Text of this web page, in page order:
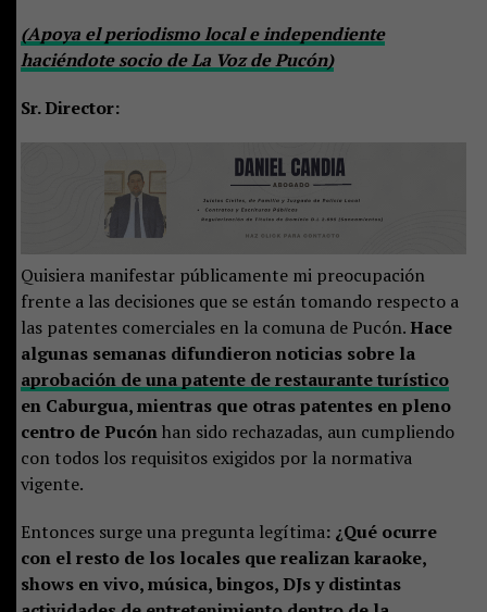
(Apoya el periodismo local e independiente
haciéndote socio de La Voz de Pucón)
Sr. Director:
Quisiera manifestar públicamente mi preocupación
frente a las decisiones que se están tomando respecto a
las patentes comerciales en la comuna de Pucón. Hace
algunas semanas difundieron noticias sobre la
aprobación de una patente de restaurante turístico
en Caburgua, mientras que otras patentes en pleno
centro de Pucónhan sido rechazadas, aun cumpliendo
con todos los requisitos exigidos por la normativa
vigente.
Entonces surge una pregunta legítima: ¿Qué ocurre
con el resto de los locales que realizan karaoke,
shows en vivo, música, bingos, DJs y distintas